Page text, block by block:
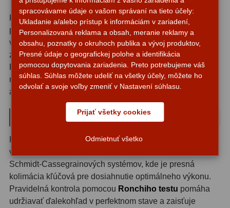
Fotografické montáže
Statívy a piliere 3
Tubusové kruhy10
Motorové pohony 13
Zrkadielka a hranoly
Diagonálne zrkadielka36
Konštrukcia okuláru je optimalizovaná pre dlhodobé
používanie a presné výsledky. Optická mriežka je
vyrobená z kvalitného skla s presne rytými líniami, ktoré
zaručujú konzistentné a spoľahlivé výsledky testovania.
Robustné kovové telo okuláru odolá mechanickému
namáhaniu a teplotným zmenám, ktoré sú bežné pri
astronomických pozorovaniach.
Praktické využitie v astronómii
Kolimačný okulár TS Optics Ronchi nájde uplatnenie u
všetkých typov ďalekohľadov, zvlášť potom u reflektorov a
Schmidt-Cassegrainových systémov, kde je presná
kolimácia kľúčová pre dosiahnutie optimálneho výkonu.
Pravidelná kontrola pomocou Ronchiho testu pomáha
udržiavať ďalekohľad v perfektnom stave a zaisťuje
spracovávame údaje o vašom správaní na tieto účely:
Ukladanie a/alebo prístup k informáciám v zariadení,
Personalizovaná reklama a obsah, meranie reklamy a
obsahu, poznatky o okruhoch publika a vývoj produktov,
Presné údaje o geografickej polohe a identifikácia
pomocou dopytovania zariadenia. Preto potrebujeme váš
súhlas. Súhlas môžete udeliť na všetky účely, môžete ho
odvolať a svoje voľby zmeniť v Nastavení súhlasu.
Prijať všetky cookies
Odmietnuť všetko